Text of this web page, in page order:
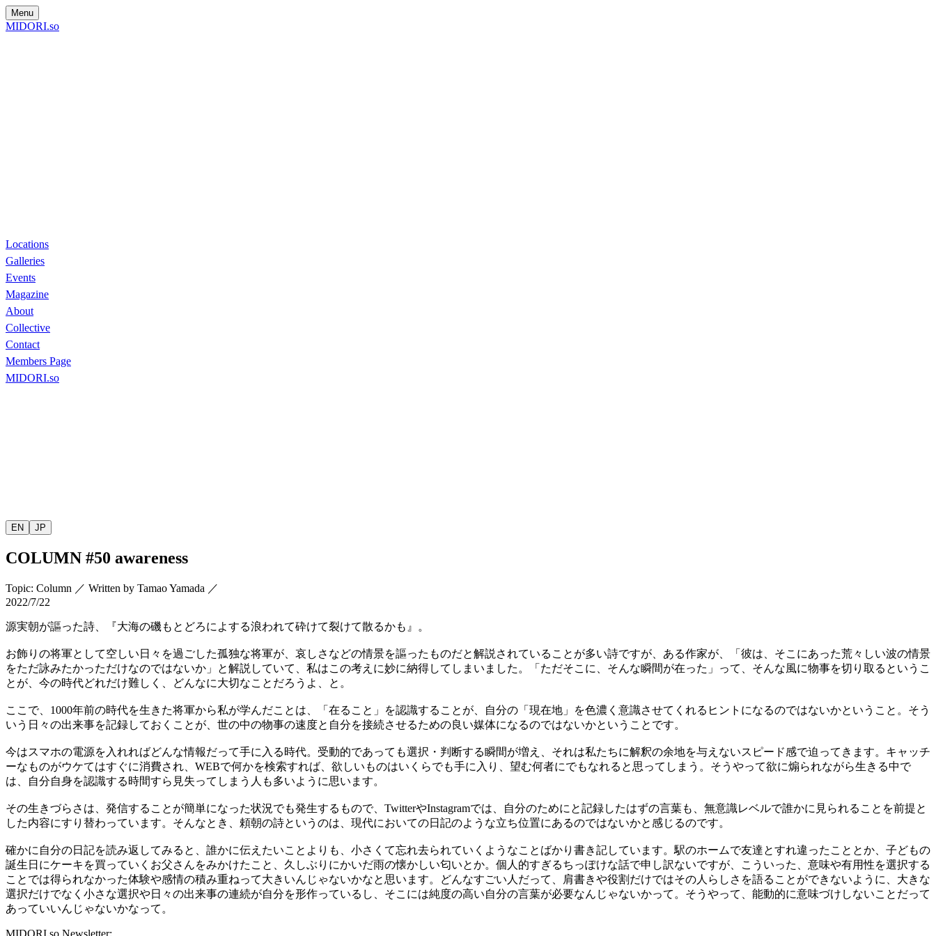
Menu
MIDORI.so
Locations
Galleries
Events
Magazine
About
Collective
Contact
Members Page
MIDORI.so
EN JP
COLUMN #50 awareness
Topic: Column ／ Written by Tamao Yamada ／
2022/7/22
源実朝が謳った詩、『大海の磯もとどろによする浪われて砕けて裂けて散るかも』。
お飾りの将軍として空しい日々を過ごした孤独な将軍が、哀しさなどの情景を謳ったものだと解説されていることが多い詩ですが、ある作家が、「彼は、そこにあった荒々しい波の情景
をただ詠みたかっただけなのではないか」と解説していて、私はこの考えに妙に納得してしまいました。「ただそこに、そんな瞬間が在った」って、そんな風に物事を切り取るというこ
とが、今の時代どれだけ難しく、どんなに大切なことだろうよ、と。
ここで、 1000年前の時代を生きた将軍から私が学んだことは、「在ること」を認識することが、自分の「現在地」を色濃く意識させてくれるヒントになるのではないかということ。そう
いう日々の出来事を記録しておくことが、世の中の物事の速度と自分を接続させるための良い媒体になるのではないかということです。
今はスマホの電源を入れればどんな情報だって手に入る時代。受動的であっても選択・判断する瞬間が増え、それは私たちに解釈の余地を与えないスピード感で迫ってきます。キャッチ
ーなものがウケてはすぐに消費され、 WEBで何かを検索すれば、欲しいものはいくらでも手に入り、望む何者にでもなれると思ってしまう。そうやって欲に煽られながら生きる中で
は、自分自身を認識する時間すら見失ってしまう人も多いように思います。
その生きづらさは、発信することが簡単になった状況でも発生するもので、 TwitterやInstagramでは、自分のためにと記録したはずの言葉も、無意識レベルで誰かに見られることを前提と
した内容にすり替わっています。そんなとき、頼朝の詩というのは、現代においての日記のような立ち位置にあるのではないかと感じるのです。
確かに自分の日記を読み返してみると、誰かに伝えたいことよりも、小さくて忘れ去られていくようなことばかり書き記しています。駅のホームで友達とすれ違ったこととか、子どもの
誕生日にケーキを買っていくお父さんをみかけたこと、久しぶりにかいだ雨の懐かしい匂いとか。個人的すぎるちっぽけな話で申し訳ないですが、こういった、意味や有用性を選択する
ことでは得られなかった体験や感情の積み重ねって大きいんじゃないかなと思います。どんなすごい人だって、肩書きや役割だけではその人らしさを語ることができないように、大きな
選択だけでなく小さな選択や日々の出来事の連続が自分を形作っているし、そこには純度の高い自分の言葉が必要なんじゃないかって。そうやって、能動的に意味づけしないことだって
あっていいんじゃないかなって。